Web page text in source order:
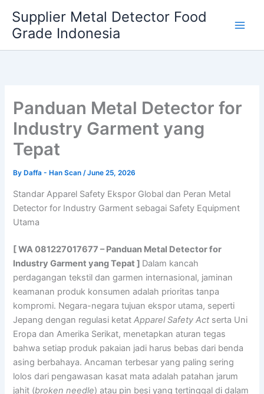
content
Supplier Metal Detector Food
Grade Indonesia
Panduan Metal Detector for
Industry Garment yang
Tepat
By Daffa - Han Scan/June 25, 2026
Standar Apparel Safety Ekspor Global dan Peran Metal
Detector for Industry Garment sebagai Safety Equipment
Utama
[ WA 081227017677 – Panduan Metal Detector for
Industry Garment yang Tepat ] Dalam kancah
perdagangan tekstil dan garmen internasional, jaminan
keamanan produk konsumen adalah prioritas tanpa
kompromi. Negara-negara tujuan ekspor utama, seperti
Jepang dengan regulasi ketatApparel Safety Act serta Uni
Eropa dan Amerika Serikat, menetapkan aturan tegas
bahwa setiap produk pakaian jadi harus bebas dari benda
asing berbahaya. Ancaman terbesar yang paling sering
lolos dari pengawasan kasat mata adalah patahan jarum
jahit (broken needle) atau pin besi yang tertinggal di dalam